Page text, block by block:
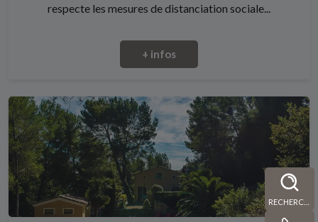
respecte les mesures de distanciation sociale...
+ infos